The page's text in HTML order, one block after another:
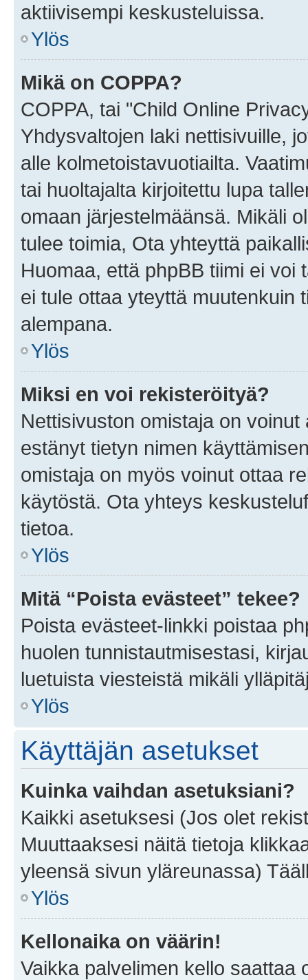
aktiivisempi keskusteluissa.
Ylös
Mikä on COPPA?
COPPA, tai "Child Online
Yhdysvaltojen laki nettisivuille,
alle kolmetoistavuotiailta.
tai huoltajalta kirjoitettu lupa
omaan järjestelmäänsä. Mikäli
tulee toimia, Ota yhteyttä
Huomaa, että phpBB tiimi ei
ei tule ottaa yteyttä muutenkuin
alempana.
Ylös
Miksi en voi rekisteröityä?
Nettisivuston omistaja on
estänyt tietyn nimen
omistaja on myös voinut ottaa
käytöstä. Ota yhteys
tietoa.
Ylös
Mitä “Poista evästeet” tekee?
Poista evästeet-linkki poistaa
huolen tunnistautmisestasi,
luetuista viesteistä mikäli
Ylös
Käyttäjän asetukset
Kuinka vaihdan asetuksiani?
Kaikki asetuksesi (Jos olet
Muuttaaksesi näitä tietoja
yleensä sivun yläreunassa)
Ylös
Kellonaika on väärin!
Vaikka palvelimen kello saattaa